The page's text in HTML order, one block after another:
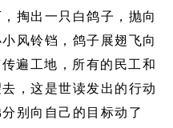
掏出一只白鸽子，抛向
风铃铛，鸽子展翅飞向
遍工地，所有的民工和
，这是世读发出的行动
别向自己的目标动了